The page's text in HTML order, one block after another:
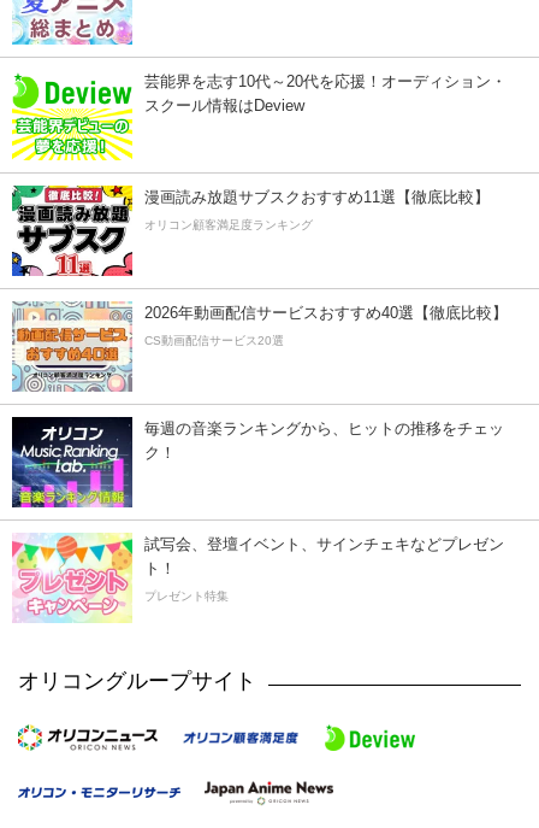
芸能界を志す10代～20代を応援！オーディション・
スクール情報はDeview
漫画読み放題サブスクおすすめ11選【徹底比較】
オリコン顧客満足度ランキング
2026年動画配信サービスおすすめ40選【徹底比較】
CS動画配信サービス20選
毎週の音楽ランキングから、ヒットの推移をチェッ
ク！
試写会、登壇イベント、サインチェキなどプレゼン
ト！
プレゼント特集
オリコングループサイト